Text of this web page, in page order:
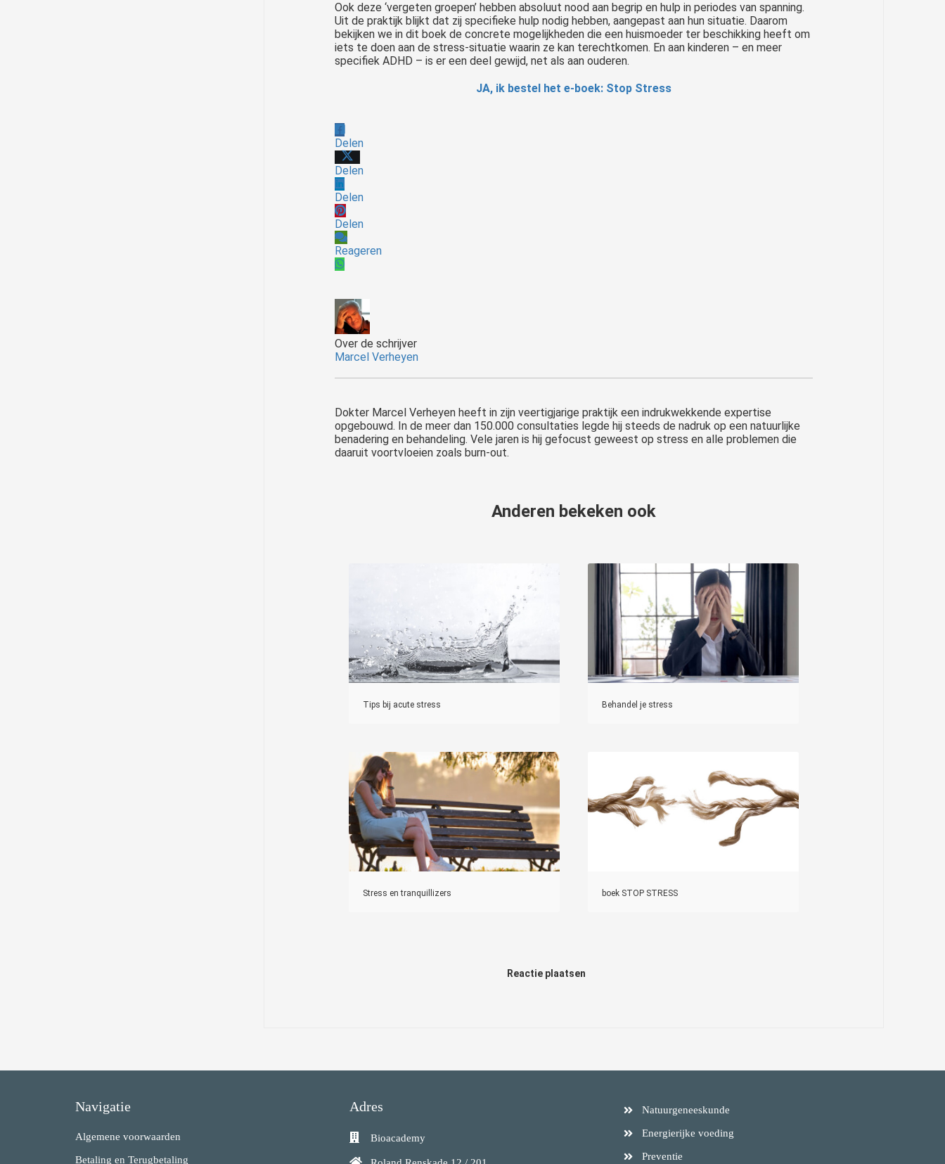
Ook deze ‘vergeten groepen’ hebben absoluut nood aan begrip en hulp in periodes van spanning.
Uit de praktijk blijkt dat zij specifieke hulp nodig hebben, aangepast aan hun situatie. Daarom
bekijken we in dit boek de concrete mogelijkheden die een huismoeder ter beschikking heeft om
iets te doen aan de stress-situatie waarin ze kan terechtkomen. En aan kinderen – en meer
specifiek ADHD – is er een deel gewijd, net als aan ouderen.
JA, ik bestel het e-boek: Stop Stress
Delen
Delen
Delen
Delen
Reageren
Over de schrijver
Marcel Verheyen
Dokter Marcel Verheyen heeft in zijn veertigjarige praktijk een indrukwekkende expertise
opgebouwd. In de meer dan 150.000 consultaties legde hij steeds de nadruk op een natuurlijke
benadering en behandeling. Vele jaren is hij gefocust geweest op stress en alle problemen die
daaruit voortvloeien zoals burn-out.
Anderen bekeken ook
Tips bij acute stress Behandel je stress
Stress en tranquillizers boek STOP STRESS
Reactie plaatsen
Navigatie
Algemene voorwaarden
Betaling en Terugbetaling
Adres
Bioacademy
Natuurgeneeskunde
Energierijke voeding
Preventie